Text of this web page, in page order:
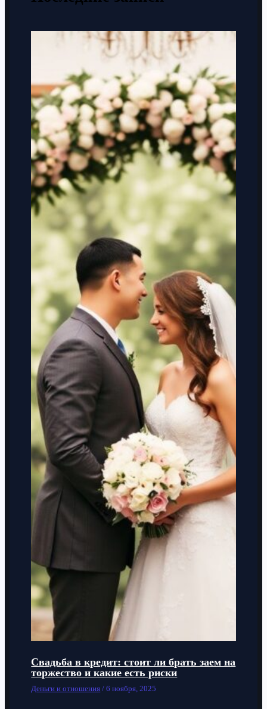
Свадьба в кредит: стоит ли брать заем на
торжество и какие есть риски
Деньги и отношения /6 ноября, 2025